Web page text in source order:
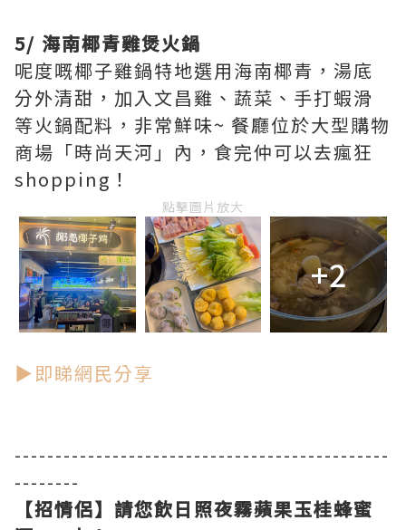
5/ 海南椰青雞煲火鍋
呢度嘅椰子雞鍋特地選用海南椰青，湯底
分外清甜，加入文昌雞、蔬菜、手打蝦滑
等火鍋配料，非常鮮味~ 餐廳位於大型購物
商場「時尚天河」內，食完仲可以去瘋狂
shopping！
點擊圖片放大
+2
▶即睇網民分享
----------------------------------------------
--------
【招情侶】請您飲日照夜霧蘋果玉桂蜂蜜